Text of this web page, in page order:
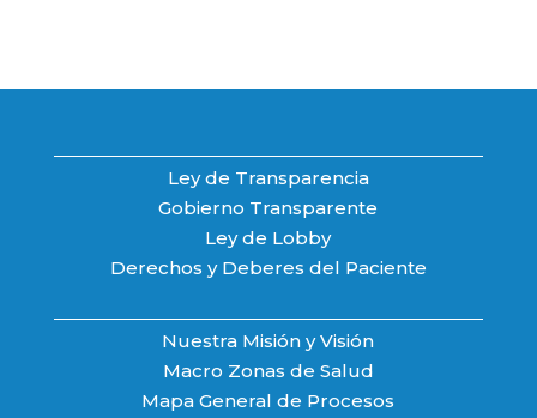
Ley de Transparencia
Gobierno Transparente
Ley de Lobby
Derechos y Deberes del Paciente
Nuestra Misión y Visión
Macro Zonas de Salud
Mapa General de Procesos